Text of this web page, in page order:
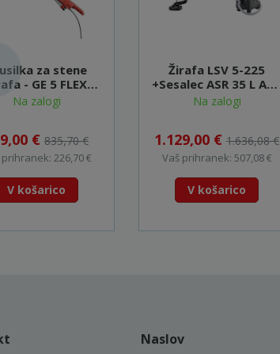
za stene
- GE 5 FLEX
(405.884)
Na zalogi
€ 835,70 €
226,70 €
V košarico
Žirafa LSV 5-225
+Sesalec ASR 35 L ACP
(i-pulse) (690885000)
Na zalogi
1.129,00 € 1.636,08 €
Vaš prihranek: 507,08 €
V košarico
Naslov